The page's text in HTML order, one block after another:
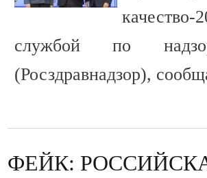
службой по
(Росздравнадзор),
ФЕЙК: